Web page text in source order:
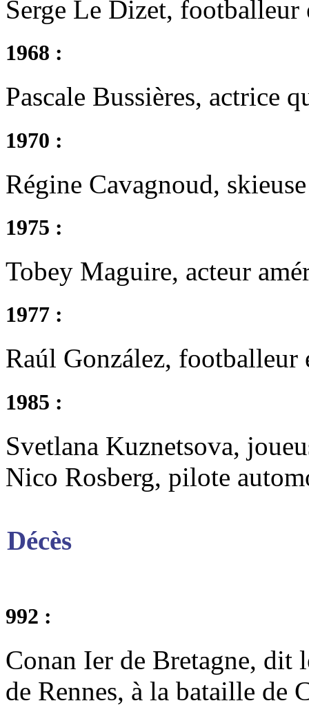
Serge Le Dizet, footballeur
1968 :
Pascale Bussières, actrice
1970 :
Régine Cavagnoud,
1975 :
Tobey Maguire, acteur
1977 :
Raúl González, footballeur
1985 :
Svetlana Kuznetsova,
Nico Rosberg, pilote
Décès
992 :
Conan Ier de Bretagne, dit
de Rennes, à la bataille de